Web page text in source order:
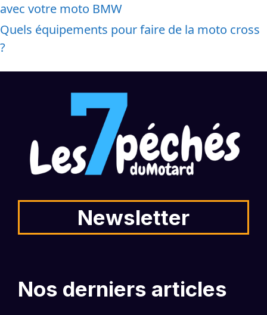
avec votre moto BMW
Quels équipements pour faire de la moto cross
?
Newsletter
Nos derniers articles